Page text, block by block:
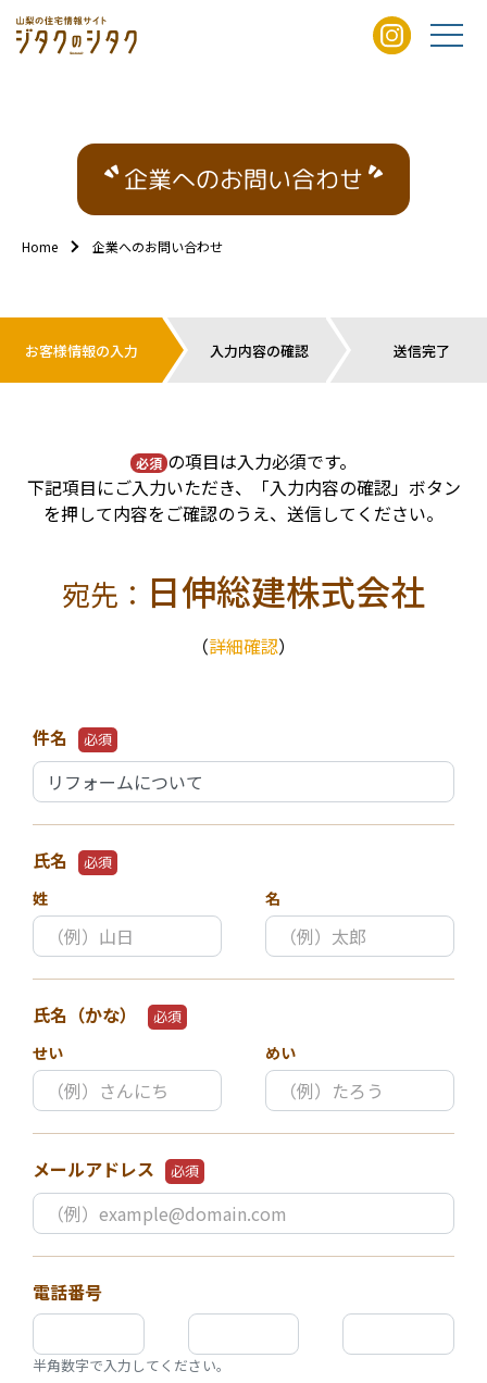
企業へのお問い合わせ
Home 企業へのお問い合わせ
お客様情報の入力 入力内容の確認 送信完了
必須 の項目は入力必須です。
下記項目にご入力いただき、「入力内容の確認」ボタン
を押して内容をご確認のうえ、送信してください。
宛先： 日伸総建株式会社
（詳細確認）
件名 必須
氏名 必須
姓 名
氏名（かな） 必須
せい めい
メールアドレス 必須
電話番号
半角数字で入力してください。